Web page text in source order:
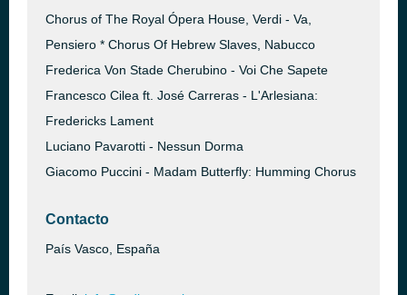
Chorus of The Royal Ópera House, Verdi - Va,
Pensiero * Chorus Of Hebrew Slaves, Nabucco
Frederica Von Stade Cherubino - Voi Che Sapete
Francesco Cilea ft. José Carreras - L'Arlesiana:
Fredericks Lament
Luciano Pavarotti - Nessun Dorma
Giacomo Puccini - Madam Butterfly: Humming Chorus
Contacto
País Vasco, España